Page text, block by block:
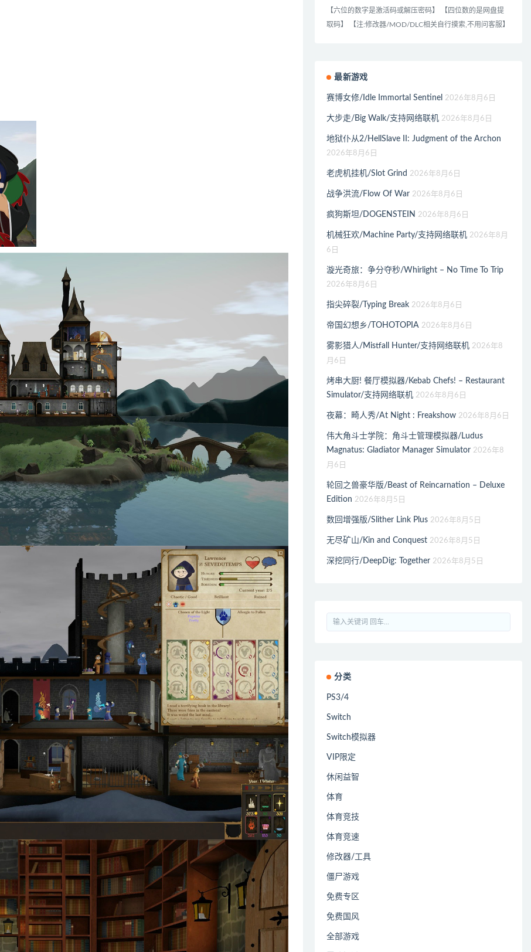
【六位的数字是激活码或解压密码】 【四位数的是网盘提
取码】 【注:修改器/MOD/DLC相关自行摸索,不用问客服】
最新游戏
赛博女修/Idle Immortal Sentinel 2026年8月6日
大步走/Big Walk/支持网络联机 2026年8月6日
地狱仆从2/HellSlave II: Judgment of the Archon
2026年8月6日
老虎机挂机/Slot Grind 2026年8月6日
战争洪流/Flow Of War 2026年8月6日
疯狗斯坦/DOGENSTEIN 2026年8月6日
机械狂欢/Machine Party/支持网络联机 2026年8月
6日
漩光奇旅：争分夺秒/Whirlight – No Time To Trip
2026年8月6日
指尖碎裂/Typing Break 2026年8月6日
帝国幻想乡/TOHOTOPIA 2026年8月6日
雾影猎人/Mistfall Hunter/支持网络联机 2026年8
月6日
烤串大厨! 餐厅模拟器/Kebab Chefs! – Restaurant
Simulator/支持网络联机 2026年8月6日
夜幕：畸人秀/At Night : Freakshow 2026年8月6日
伟大角斗士学院：角斗士管理模拟器/Ludus
Magnatus: Gladiator Manager Simulator 2026年8
月6日
轮回之兽豪华版/Beast of Reincarnation – Deluxe
Edition 2026年8月5日
数回增强版/Slither Link Plus 2026年8月5日
无尽矿山/Kin and Conquest 2026年8月5日
深挖同行/DeepDig: Together 2026年8月5日
分类
PS3/4
Switch
Switch模拟器
VIP限定
休闲益智
体育
体育竞技
体育竞速
修改器/工具
僵尸游戏
免费专区
免费国风
全部游戏